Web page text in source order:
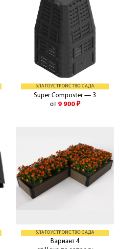
БЛАГОУСТРОЙСТВО САДА
Super Composter — 3
от 9 900 ₽
БЛАГОУСТРОЙСТВО САДА
Вариант 4